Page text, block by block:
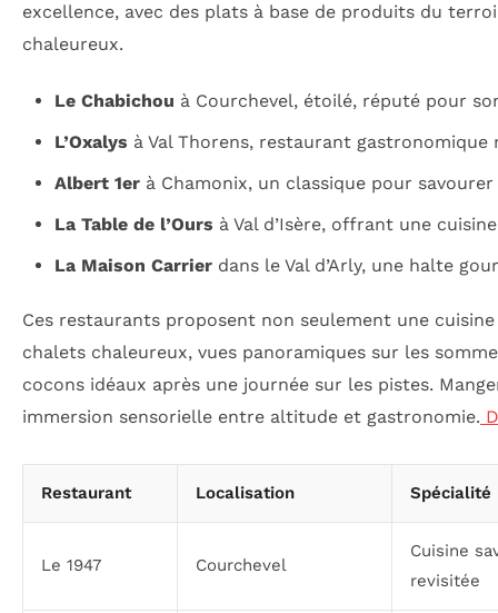
excellence, avec des plats à base de produits du
chaleureux.
Le Chabichou à Courchevel, étoilé, réputé pour
L’Oxalys à Val Thorens, restaurant gastronomique
Albert 1erà Chamonix, un classique pour
La Table de l’Ours à Val d’Isère, offrant une
La Maison Carrierdans le Val d’Arly, une halte
Ces restaurants proposent non seulement une
chalets chaleureux, vues panoramiques sur les
cocons idéaux après une journée sur les pistes.
immersion sensorielle entre altitude et gastronomie.
Restaurant Localisation Spécialité
Le 1947 Courchevel
Cuisine
revisitée